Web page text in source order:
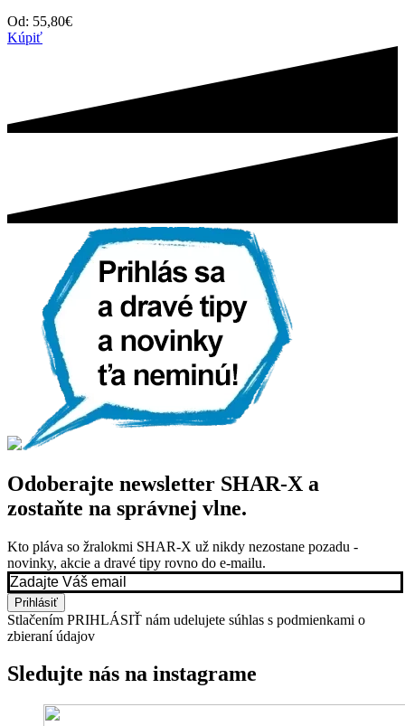
Od: 55,80€
Kúpiť
Odoberajte newsletter SHAR-X a
zostaňte na správnej vlne.
Kto pláva so žralokmi SHAR-X už nikdy nezostane pozadu -
novinky, akcie a dravé tipy rovno do e-mailu.
Email
*
Prihlásiť
Stlačením PRIHLÁSIŤ nám udelujete súhlas s podmienkami o
zbieraní údajov
Sledujte nás na instagrame